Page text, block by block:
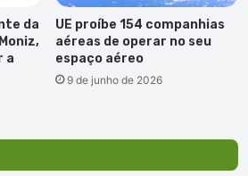
da
a
UE proíbe 154 companhias
aéreas de operar no seu
espaço aéreo
9 de junho de 2026